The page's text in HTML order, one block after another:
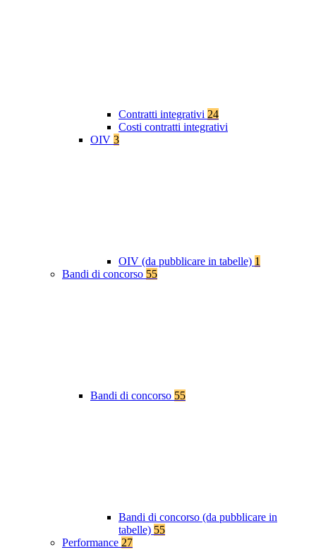
Contratti integrativi 24
Costi contratti integrativi
OIV 3
OIV (da pubblicare in tabelle) 1
Bandi di concorso 55
Bandi di concorso 55
Bandi di concorso (da pubblicare in
tabelle) 55
Performance 27